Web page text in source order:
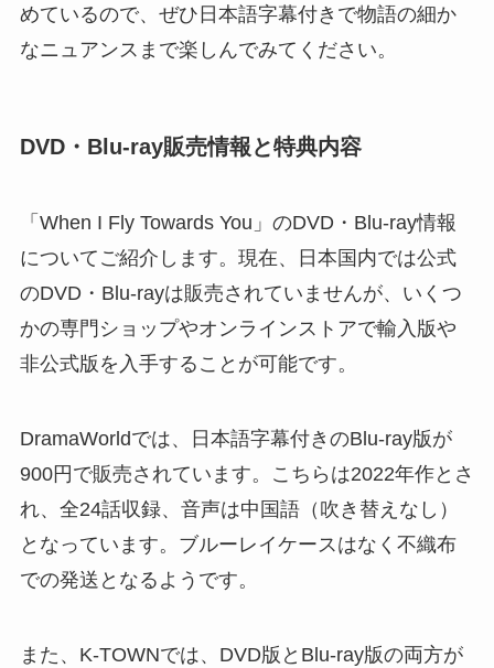
めているので、ぜひ日本語字幕付きで物語の細か
なニュアンスまで楽しんでみてください。
DVD・Blu-ray販売情報と特典内容
「When I Fly Towards You」のDVD・Blu-ray情報
についてご紹介します。現在、日本国内では公式
のDVD・Blu-rayは販売されていませんが、いくつ
かの専門ショップやオンラインストアで輸入版や
非公式版を入手することが可能です。
DramaWorldでは、日本語字幕付きのBlu-ray版が
900円で販売されています。こちらは2022年作とさ
れ、全24話収録、音声は中国語（吹き替えなし）
となっています。ブルーレイケースはなく不織布
での発送となるようです。
また、K-TOWNでは、DVD版とBlu-ray版の両方が